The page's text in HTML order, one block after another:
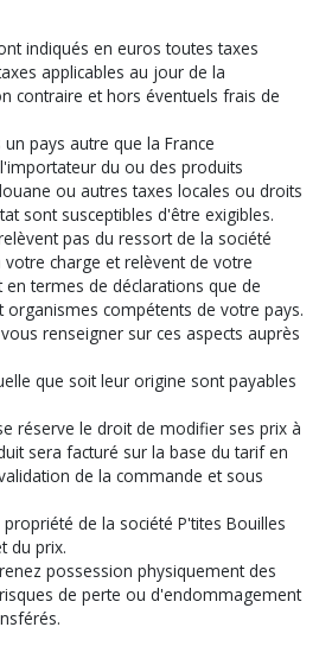
indiqués en euros toutes taxes
applicables au jour de la
contraire et hors éventuels frais de
pays autre que la France
du ou des produits
ou autres taxes locales ou droits
sont susceptibles d'être exigibles.
pas du ressort de la société
charge et relèvent de votre
termes de déclarations que de
compétents de votre pays.
renseigner sur ces aspects auprès
que soit leur origine sont payables
réserve le droit de modifier ses prix à
sera facturé sur la base du tarif en
de la commande et sous
de la société P'tites Bouilles
du prix.
possession physiquement des
de perte ou d'endommagement